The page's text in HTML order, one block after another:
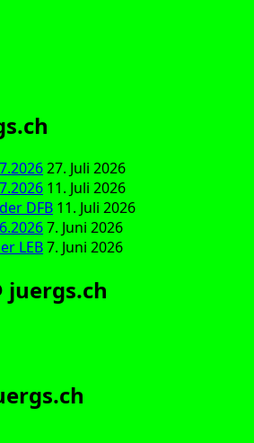
27. Juli 2026
11. Juli 2026
DFB 11. Juli 2026
7. Juni 2026
LEB7. Juni 2026
juergs.ch